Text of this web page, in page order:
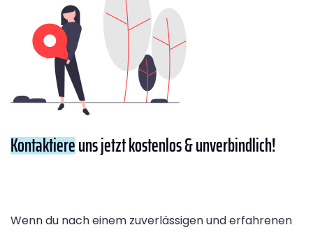
Kontaktiereuns jetzt kostenlos & unverbindlich!
Wenn du nach einem zuverlässigen und erfahrenen